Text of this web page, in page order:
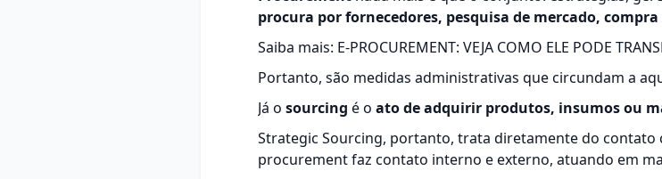
procura por fornecedores, pesquisa de mercado,
Saiba mais: E-PROCUREMENT: VEJA COMO ELE PODE
Portanto, são medidas administrativas que circundam a
Já o sourcing é o ato de adquirir produtos, insumos ou
Strategic Sourcing, portanto, trata diretamente do contato
procurement faz contato interno e externo, atuando em